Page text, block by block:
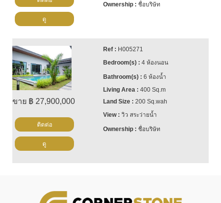
ชื่อบริษัท
ดู
ขาย ฿ 27,900,000
H005271
4 ห้องนอน
6 ห้องน้ำ
400 Sq.m
200 Sq.wah
วิว สระว่ายน้ำ
ชื่อบริษัท
ติดต่อ
ดู